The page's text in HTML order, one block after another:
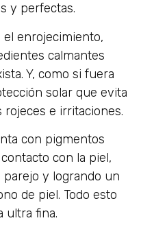
y perfectas.
enrojecimiento,
calmantes
Y, como si fuera
solar que evita
rojeces e irritaciones.
con pigmentos
con la piel,
y logrando un
de piel. Todo esto
ultra fina.